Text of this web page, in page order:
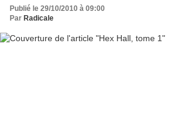
Publié le 29/10/2010 à 09:00
Par Radicale